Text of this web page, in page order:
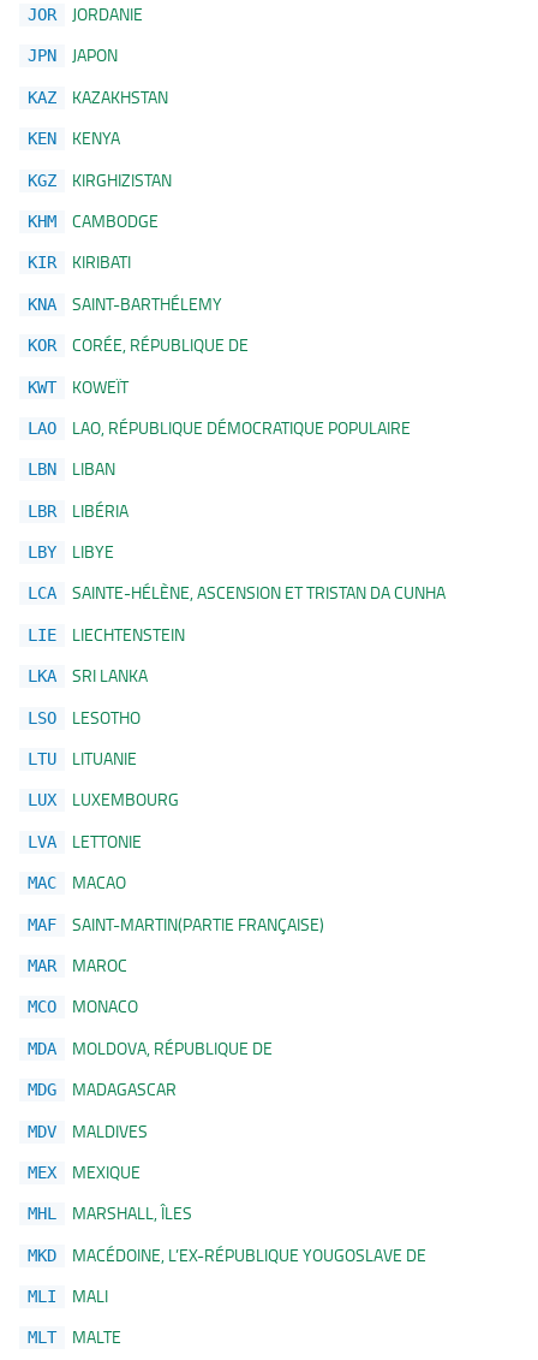
JOR JORDANIE
JPN JAPON
KAZ KAZAKHSTAN
KEN KENYA
KGZ KIRGHIZISTAN
KHM CAMBODGE
KIR KIRIBATI
KNA SAINT-BARTHÉLEMY
KOR CORÉE, RÉPUBLIQUE DE
KWT KOWEÏT
LAO LAO, RÉPUBLIQUE DÉMOCRATIQUE POPULAIRE
LBN LIBAN
LBR LIBÉRIA
LBY LIBYE
LCA SAINTE-HÉLÈNE, ASCENSION ET TRISTAN DA CUNHA
LIE LIECHTENSTEIN
LKA SRI LANKA
LSO LESOTHO
LTU LITUANIE
LUX LUXEMBOURG
LVA LETTONIE
MAC MACAO
MAF SAINT-MARTIN(PARTIE FRANÇAISE)
MAR MAROC
MCO MONACO
MDA MOLDOVA, RÉPUBLIQUE DE
MDG MADAGASCAR
MDV MALDIVES
MEX MEXIQUE
MHL MARSHALL, ÎLES
MKD MACÉDOINE, L’EX-RÉPUBLIQUE YOUGOSLAVE DE
MLI MALI
MLT MALTE